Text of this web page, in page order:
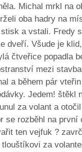
Michal mrkl na
oba hadry na
a vstali. Fredy
dveří. Všude je
čtveřice popadla
mezi
a během pár
Jedem! štěkl
za volant a
se rozběhl na první
ten vejfuk ?
za